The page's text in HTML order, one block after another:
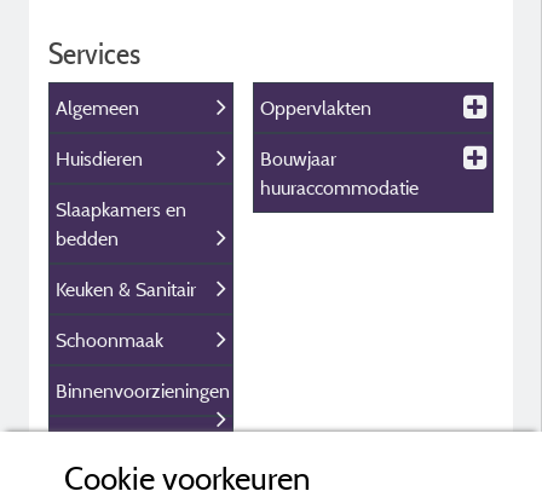
Services
Algemeen
Huisdieren
Slaapkamers en
bedden
Keuken & Sanitair
Schoonmaak
Binnenvoorzieningen
Oppervlakten
Bouwjaar
huuraccommodatie
Cookie voorkeuren